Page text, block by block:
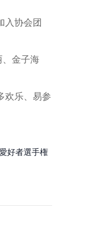
入协会团
、金子海
欢乐、易参
好者選手権